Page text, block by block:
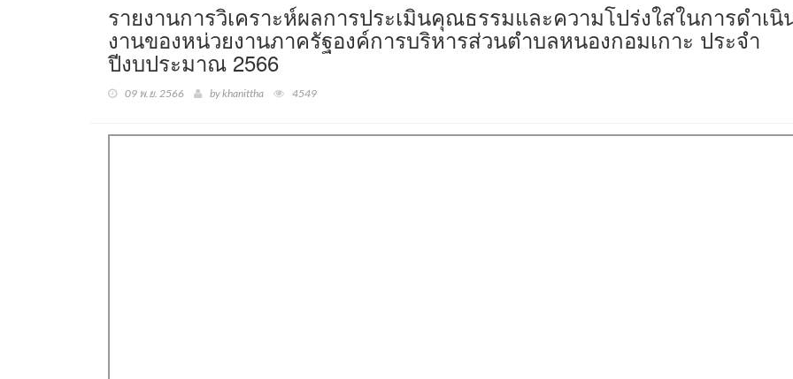
รายงานการวิเคราะห์ผลการประเมินคุณธรรมและความโปร่งใสในการดำเนิ
งานของหน่วยงานภาครัฐองค์การบริหารส่วนตำบลหนองกอมเกาะ ประจำ
ปีงบประมาณ 2566
09 พ.ย. 2566 by khanittha 4549